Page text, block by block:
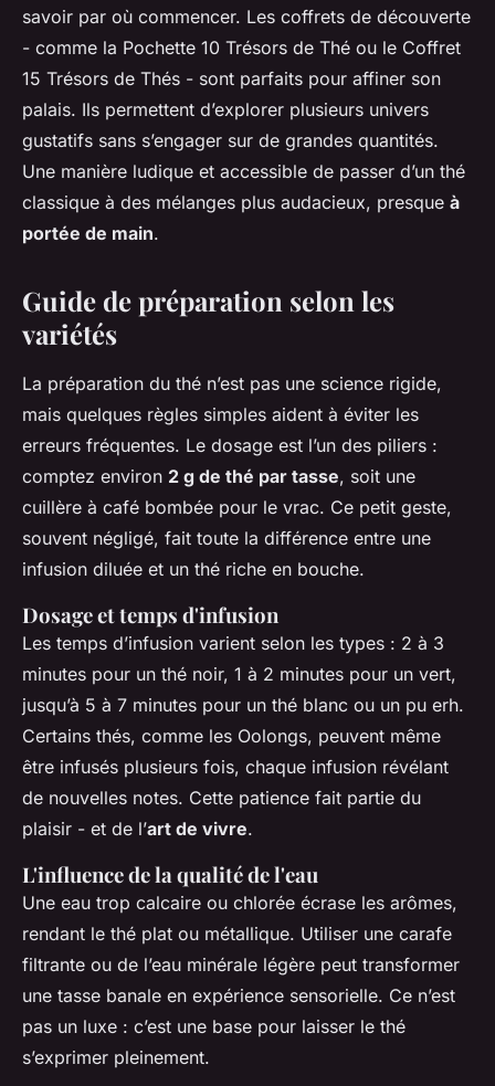
savoir par où commencer. Les coffrets de découverte
- comme la Pochette 10 Trésors de Thé ou le Coffret
15 Trésors de Thés - sont parfaits pour affiner son
palais. Ils permettent d’explorer plusieurs univers
gustatifs sans s’engager sur de grandes quantités.
Une manière ludique et accessible de passer d’un thé
classique à des mélanges plus audacieux, presque à
portée de main.
Guide de préparation selon les
variétés
La préparation du thé n’est pas une science rigide,
mais quelques règles simples aident à éviter les
erreurs fréquentes. Le dosage est l’un des piliers :
comptez environ 2 g de thé par tasse, soit une
cuillère à café bombée pour le vrac. Ce petit geste,
souvent négligé, fait toute la différence entre une
infusion diluée et un thé riche en bouche.
Dosage et temps d'infusion
Les temps d’infusion varient selon les types : 2 à 3
minutes pour un thé noir, 1 à 2 minutes pour un vert,
jusqu’à 5 à 7 minutes pour un thé blanc ou un pu erh.
Certains thés, comme les Oolongs, peuvent même
être infusés plusieurs fois, chaque infusion révélant
de nouvelles notes. Cette patience fait partie du
plaisir - et de l’art de vivre.
L'influence de la qualité de l'eau
Une eau trop calcaire ou chlorée écrase les arômes,
rendant le thé plat ou métallique. Utiliser une carafe
filtrante ou de l’eau minérale légère peut transformer
une tasse banale en expérience sensorielle. Ce n’est
pas un luxe : c’est une base pour laisser le thé
s’exprimer pleinement.